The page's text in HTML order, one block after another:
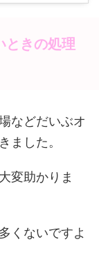
ときの処理
などだいぶオ
ました。
変助かりま
くないですよ